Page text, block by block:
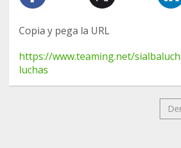
Copia y pega la URL
https://www.teaming.net/
luchas